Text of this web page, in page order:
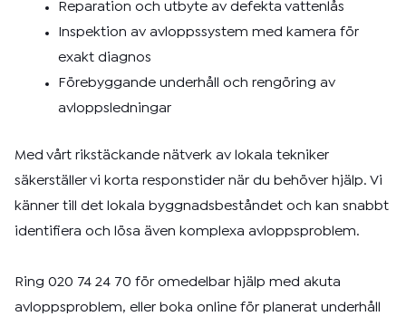
Reparation och utbyte av defekta vattenlås
Inspektion av avloppssystem med kamera för
exakt diagnos
Förebyggande underhåll och rengöring av
avloppsledningar
Med vårt rikstäckande nätverk av lokala tekniker
säkerställer vi korta responstider när du behöver hjälp. Vi
känner till det lokala byggnadsbeståndet och kan snabbt
identifiera och lösa även komplexa avloppsproblem.
Ring 020 74 24 70 för omedelbar hjälp med akuta
avloppsproblem, eller boka online för planerat underhåll